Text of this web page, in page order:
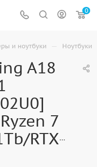
0
и ноутбуки — Ноутбуки
A18
7
RTX5070